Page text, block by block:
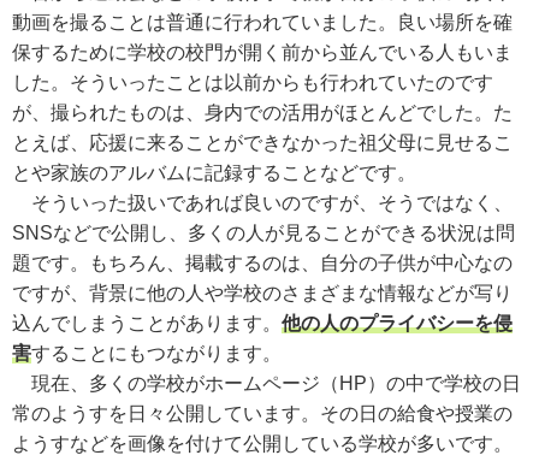
動画を撮ることは普通に行われていました。良い場所を確
保するために学校の校門が開く前から並んでいる人もいま
した。そういったことは以前からも行われていたのです
が、撮られたものは、身内での活用がほとんどでした。た
とえば、応援に来ることができなかった祖父母に見せるこ
とや家族のアルバムに記録することなどです。
そういった扱いであれば良いのですが、そうではなく、
SNSなどで公開し、多くの人が見ることができる状況は問
題です。もちろん、掲載するのは、自分の子供が中心なの
ですが、背景に他の人や学校のさまざまな情報などが写り
込んでしまうことがあります。 他の人のプライバシーを侵
害することにもつながります。
現在、多くの学校がホームページ（HP）の中で学校の日
常のようすを日々公開しています。その日の給食や授業の
ようすなどを画像を付けて公開している学校が多いです。